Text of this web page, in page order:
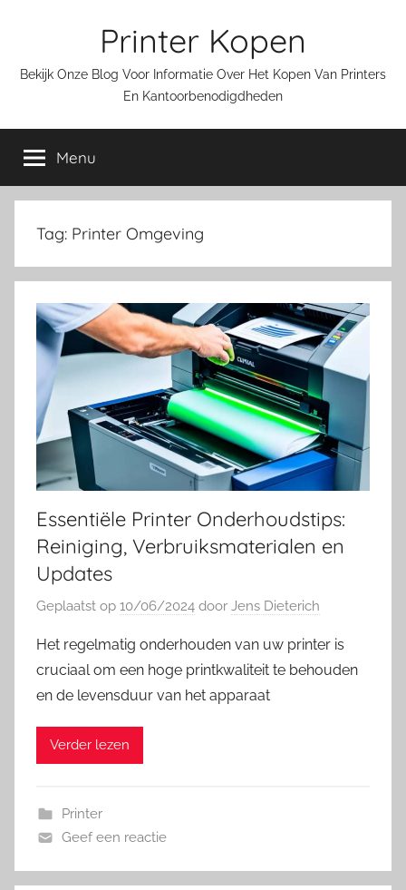
inhoud
Printer Kopen
Bekijk Onze Blog Voor Informatie Over Het Kopen Van Printers
En Kantoorbenodigdheden
Menu
Tag: Printer Omgeving
Essentiële Printer Onderhoudstips:
Reiniging, Verbruiksmaterialen en
Updates
Geplaatst op 10/06/2024 door Jens Dieterich
Het regelmatig onderhouden van uw printer is
cruciaal om een hoge printkwaliteit te behouden
en de levensduur van het apparaat
Verder lezen
Printer
Geef een reactie